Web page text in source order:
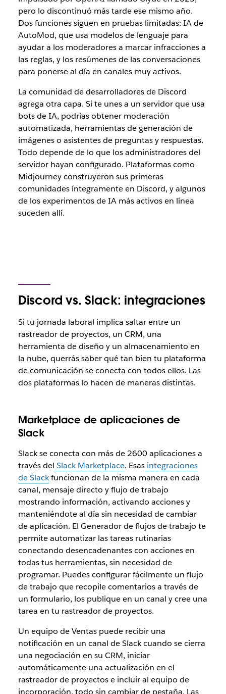
pero lo discontinuó más tarde ese mismo año.
Dos funciones siguen en pruebas limitadas: IA de
AutoMod, que usa modelos de lenguaje para
ayudar a los moderadores a marcar infracciones a
las reglas, y los resúmenes de las conversaciones
para ponerse al día en canales muy activos.
La comunidad de desarrolladores de Discord
agrega otra capa. Si te unes a un servidor que usa
bots de IA, podrías obtener moderación
automatizada, herramientas de generación de
imágenes o asistentes de preguntas y respuestas.
Todo depende de lo que los administradores del
servidor hayan configurado. Plataformas como
Midjourney construyeron sus primeras
comunidades íntegramente en Discord, y algunos
de los experimentos de IA más activos en línea
suceden allí.
Discord vs. Slack: integraciones
Si tu jornada laboral implica saltar entre un
rastreador de proyectos, un CRM, una
herramienta de diseño y un almacenamiento en
la nube, querrás saber qué tan bien tu plataforma
de comunicación se conecta con todos ellos. Las
dos plataformas lo hacen de maneras distintas.
Marketplace de aplicaciones de
Slack
Slack se conecta con más de 2600 aplicaciones a
través del Slack Marketplace. Esas integraciones
de Slackfuncionan de la misma manera en cada
canal, mensaje directo y flujo de trabajo
mostrando información, activando acciones y
manteniéndote al día sin necesidad de cambiar
de aplicación. El Generador de flujos de trabajo te
permite automatizar las tareas rutinarias
conectando desencadenantes con acciones en
todas tus herramientas, sin necesidad de
programar. Puedes configurar fácilmente un flujo
de trabajo que recopile comentarios a través de
un formulario, los publique en un canal y cree una
tarea en tu rastreador de proyectos.
Un equipo de Ventas puede recibir una
notificación en un canal de Slack cuando se cierra
una negociación en su CRM, iniciar
automáticamente una actualización en el
rastreador de proyectos e incluir al equipo de
incorporación, todo sin cambiar de pestaña. Las